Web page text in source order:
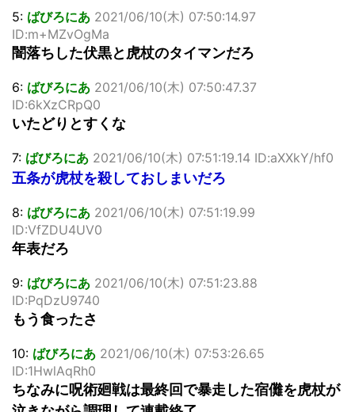
5: ばびろにあ 2021/06/10(木) 07:50:14.97
ID:m+MZvOgMa
闇落ちした伏黒と虎杖のタイマンだろ
6: ばびろにあ 2021/06/10(木) 07:50:47.37
ID:6kXzCRpQ0
いたどりとすくな
7: ばびろにあ 2021/06/10(木) 07:51:19.14 ID:aXXkY/hf0
五条が虎杖を殺しておしまいだろ
8: ばびろにあ 2021/06/10(木) 07:51:19.99
ID:VfZDU4UV0
年表だろ
9: ばびろにあ 2021/06/10(木) 07:51:23.88
ID:PqDzU9740
もう食ったさ
10: ばびろにあ 2021/06/10(木) 07:53:26.65
ID:1HwlAqRh0
ちなみに呪術廻戦は最終回で暴走した宿儺を虎杖が